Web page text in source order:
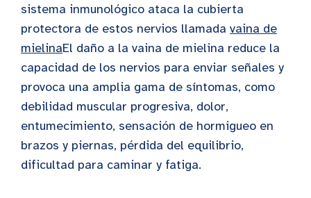
sistema inmunológico ataca la cubierta
protectora de estos nervios llamada vaina de
mielinaEl daño a la vaina de mielina reduce la
capacidad de los nervios para enviar señales y
provoca una amplia gama de síntomas, como
debilidad muscular progresiva, dolor,
entumecimiento, sensación de hormigueo en
brazos y piernas, pérdida del equilibrio,
dificultad para caminar y fatiga.